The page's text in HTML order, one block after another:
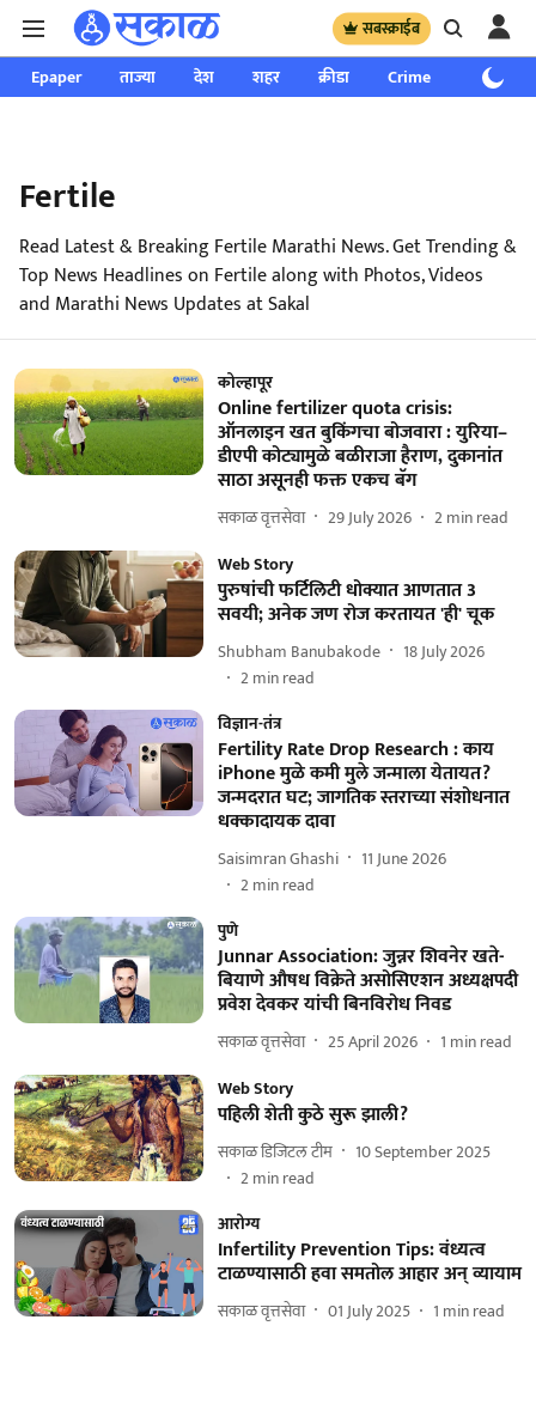
सबस्क्राईब
Epaper ताज्या देश शहर क्रीडा Crime साप्ताहिक
Fertile
Read Latest & Breaking Fertile Marathi News. Get Trending &
Top News Headlines on Fertile along with Photos, Videos
and Marathi News Updates at Sakal
कोल्हापूर
Online fertilizer quota crisis:
ऑनलाइन खत बुकिंगचा बोजवारा : युरिया–
डीएपी कोट्यामुळे बळीराजा हैराण, दुकानांत
साठा असूनही फक्त एकच बॅग
सकाळ वृत्तसेवा 29 July 2026 2min read
Web Story
पुरुषांची फर्टिलिटी धोक्यात आणतात 3
सवयी; अनेक जण रोज करतायत 'ही' चूक
Shubham Banubakode
18 July 2026
2min read
विज्ञान-तंत्र
Fertility Rate Drop Research : काय
iPhone मुळे कमी मुले जन्माला येतायत?
जन्मदरात घट; जागतिक स्तराच्या संशोधनात
धक्कादायक दावा
Saisimran Ghashi
11 June 2026
2min read
पुणे
Junnar Association: जुन्नर शिवनेर खते-
बियाणे औषध विक्रेते असोसिएशन अध्यक्षपदी
प्रवेश देवकर यांची बिनविरोध निवड
सकाळ वृत्तसेवा 25 April 2026 1 min read
Web Story
पहिली शेती कुठे सुरू झाली?
सकाळ डिजिटल टीम
10 September 2025
2min read
आरोग्य
Infertility Prevention Tips: वंध्यत्व
टाळण्यासाठी हवा समतोल आहार अन् व्यायाम
सकाळ वृत्तसेवा 01 July 2025 1 min read